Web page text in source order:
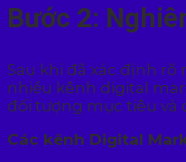
Bước 2:
Sau khi đã xác định
nhiều kênh digital
đối tượng mục tiêu và
Các kênh Digital